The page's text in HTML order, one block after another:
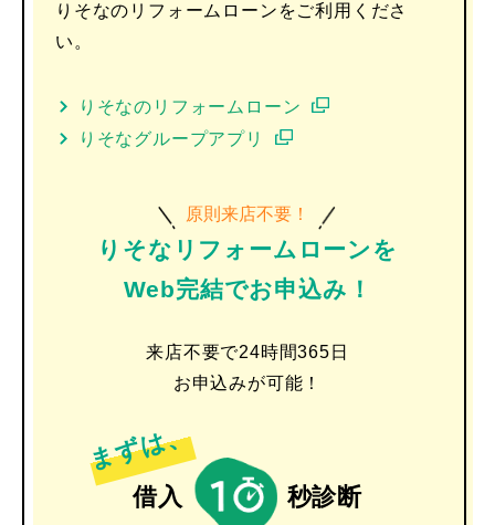
りそなのリフォームローンをご利用くださ
い。
りそなのリフォームローン
りそなグループアプリ
原則来店不要！
りそなリフォームローンを
Web完結でお申込み！
来店不要で24時間365日
お申込みが可能！
まずは、
借入 秒診断